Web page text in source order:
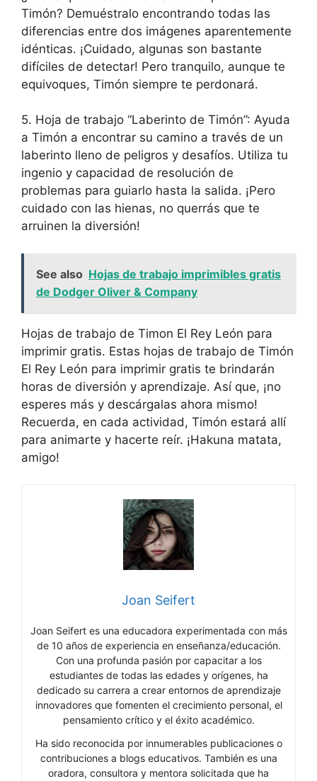
Timón? Demuéstralo encontrando todas las
diferencias entre dos imágenes aparentemente
idénticas. ¡Cuidado, algunas son bastante
difíciles de detectar! Pero tranquilo, aunque te
equivoques, Timón siempre te perdonará.
5. Hoja de trabajo “Laberinto de Timón”: Ayuda
a Timón a encontrar su camino a través de un
laberinto lleno de peligros y desafíos. Utiliza tu
ingenio y capacidad de resolución de
problemas para guiarlo hasta la salida. ¡Pero
cuidado con las hienas, no querrás que te
arruinen la diversión!
See also Hojas de trabajo imprimibles gratis
de Dodger Oliver & Company
Hojas de trabajo de Timon El Rey León para
imprimir gratis. Estas hojas de trabajo de Timón
El Rey León para imprimir gratis te brindarán
horas de diversión y aprendizaje. Así que, ¡no
esperes más y descárgalas ahora mismo!
Recuerda, en cada actividad, Timón estará allí
para animarte y hacerte reír. ¡Hakuna matata,
amigo!
Joan Seifert
Joan Seifert es una educadora experimentada con más
de 10 años de experiencia en enseñanza/educación.
Con una profunda pasión por capacitar a los
estudiantes de todas las edades y orígenes, ha
dedicado su carrera a crear entornos de aprendizaje
innovadores que fomenten el crecimiento personal, el
pensamiento crítico y el éxito académico.
Ha sido reconocida por innumerables publicaciones o
contribuciones a blogs educativos. También es una
oradora, consultora y mentora solicitada que ha